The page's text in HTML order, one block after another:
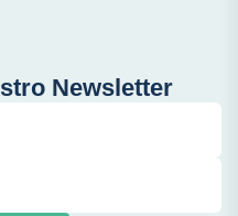
Newsletter